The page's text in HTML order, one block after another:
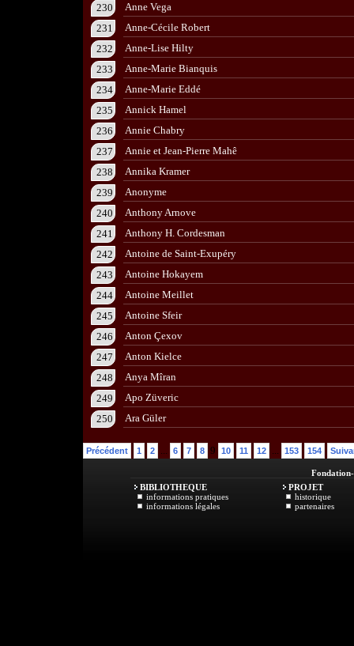
230
Anne Vega
231
Anne-Cécile Robert
232
Anne-Lise Hilty
233
Anne-Marie Bianquis
234
Anne-Marie Eddé
235
Annick Hamel
236
Annie Chabry
237
Annie et Jean-Pierre Mahê
238
Annika Kramer
239
Anonyme
240
Anthony Arnove
241
Anthony H. Cordesman
242
Antoine de Saint-Exupéry
243
Antoine Hokayem
244
Antoine Meillet
245
Antoine Sfeir
246
Anton Çexov
247
Anton Kielce
248
Anya Mîran
249
Apo Züveric
250
Ara Güler
Précédent 1 2 ... 6 7 8 9 10 11 12 ... 153 154
Fondation
BIBLIOTHEQUE
informations pratiques
informations légales
PROJET
historique
partenaires